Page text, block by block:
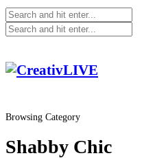
Browsing Category
Shabby Chic